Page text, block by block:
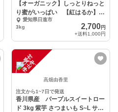
【オーガニック】しっとりねっと
り蜜がいっぱい 【紅はるか】
3kg愛知県日進市
3kg
2,700円
+送料1,000円
注
文
受
付
停
止
中
高畑由香里
注文から1~7日で発送
香川県産 パープルスイートロー
ド 3kg 紫芋 さつまいも S~L サイ